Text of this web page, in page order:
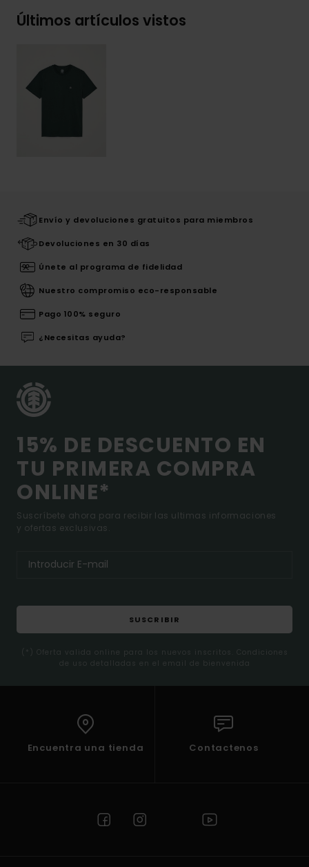
Últimos artículos vistos
Envío y devoluciones gratuitos para miembros
Devoluciones en 30 días
Únete al programa de fidelidad
Nuestro compromiso eco-responsable
Pago 100% seguro
¿Necesitas ayuda?
15% DE DESCUENTO EN
TU PRIMERA COMPRA
ONLINE*
Suscríbete ahora para recibir las ultimas informaciones
y ofertas exclusivas.
SUSCRIBIR
(*) Oferta valida online para los nuevos inscritos. Condiciones
de uso detalladas en el email de bienvenida
Encuentra una tienda Contactenos